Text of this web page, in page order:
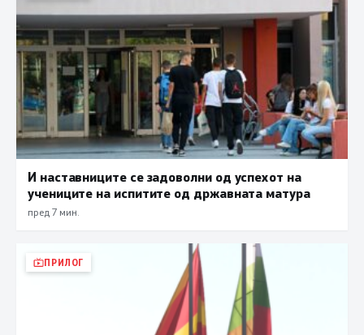
И наставниците се задоволни од успехот на
учениците на испитите од државната матура
пред 7 мин.
ПРИЛОГ